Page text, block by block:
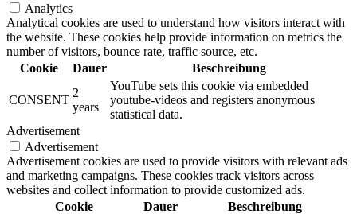
Analytics
Analytical cookies are used to understand how visitors interact with
the website. These cookies help provide information on metrics the
number of visitors, bounce rate, traffic source, etc.
Cookie
Dauer Beschreibung
CONSENT
2
years
YouTube sets this cookie via embedded
youtube-videos and registers anonymous
statistical data.
Advertisement
Advertisement
Advertisement cookies are used to provide visitors with relevant ads
and marketing campaigns. These cookies track visitors across
websites and collect information to provide customized ads.
Cookie
Dauer Beschreibung